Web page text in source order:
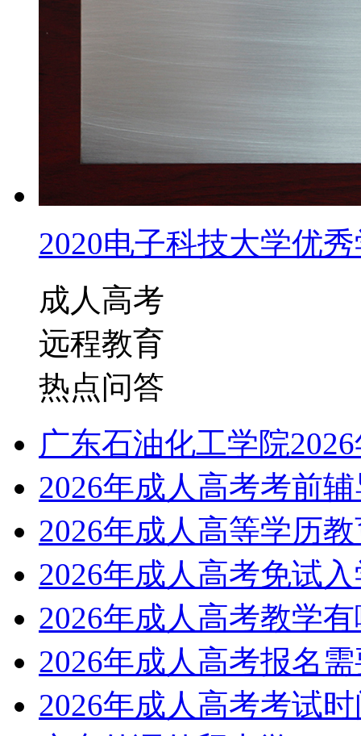
2020电子科技大学优
成人高考
远程教育
热点问答
广东石油化工学院
2026年成人高考考前
2026年成人高等学历
2026年成人高考免试
2026年成人高考教学
2026年成人高考报名
2026年成人高考考试